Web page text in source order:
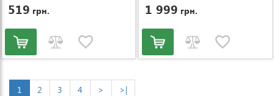
519 грн. 1 999 грн.
1 2 3 4 >
>|